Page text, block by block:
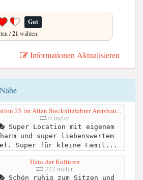
Gut
/21 wählen.
Informationen Aktualisieren
25 im Alten Stecknitzfahrer Amtshau...
0 meter
Super Location mit eigenem
und super liebenswertem
Super für kleine Famil...
Haus der Kulturen
222 meter
Schön ruhig zum Sitzen und